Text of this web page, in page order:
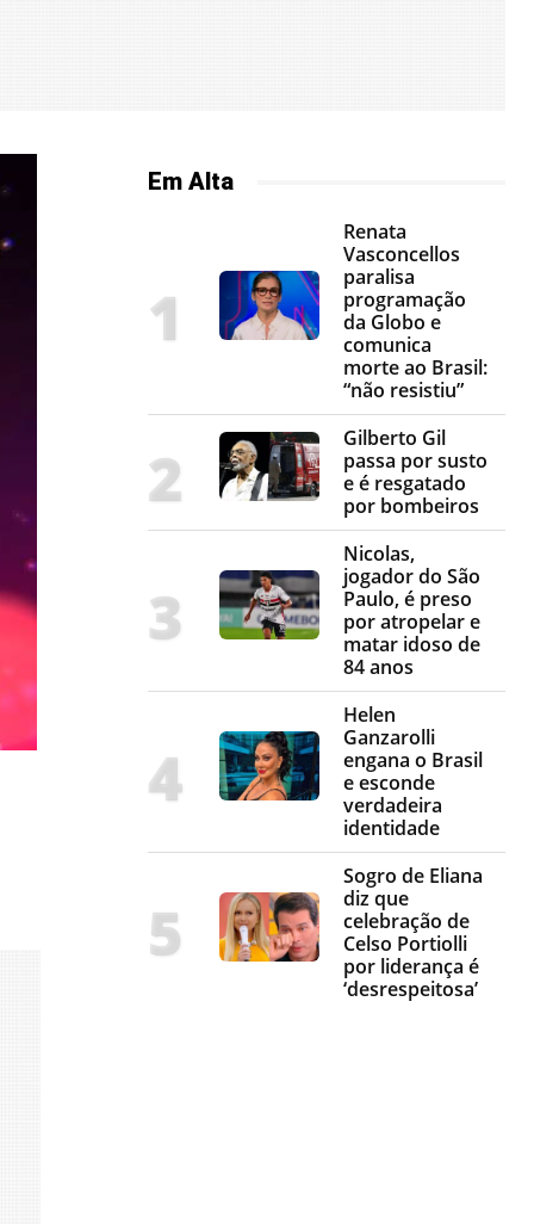
Em Alta
Renata
Vasconcellos
paralisa
programação
da Globo e
comunica
morte ao Brasil:
“não resistiu”
Gilberto Gil
passa por susto
e é resgatado
por bombeiros
Nicolas,
jogador do São
Paulo, é preso
por atropelar e
matar idoso de
84 anos
Helen
Ganzarolli
engana o Brasil
e esconde
verdadeira
identidade
Sogro de Eliana
diz que
celebração de
Celso Portiolli
por liderança é
‘desrespeitosa’